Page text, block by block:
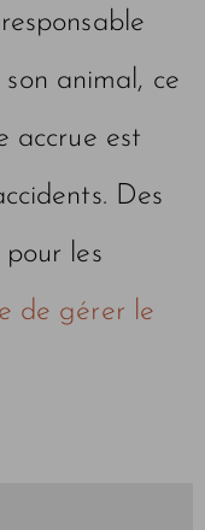
animal, ce
accrue est
Des
pour les
de gérer le